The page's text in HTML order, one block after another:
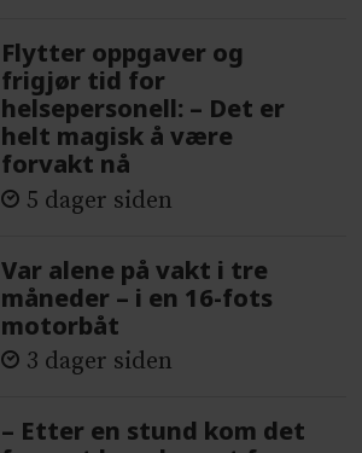
Flytter oppgaver og
frigjør tid for
helsepersonell: – Det er
helt magisk å være
forvakt nå
5 dager siden
Var alene på vakt i tre
måneder – i en 16-fots
motorbåt
3 dager siden
– Etter en stund kom det